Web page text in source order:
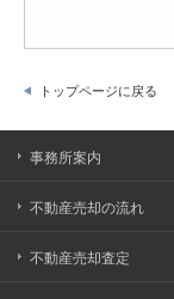
トップページに戻る
事務所案内
不動産売却の流れ
不動産売却査定